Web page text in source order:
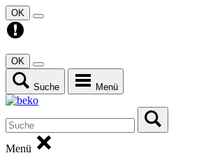
OK
OK
Suche Menü
Menü